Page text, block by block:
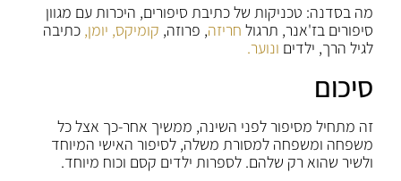
מה בסדנה: טכניקות של כתיבת סיפורים, היכרות עם מגוון
סיפורים בז'אנר, תרגול חריזה, פרוזה, קומיקס, יומן, כתיבה
לגיל הרך, ילדים ונוער.
סיכום
זה מתחיל מסיפור לפני השינה, ממשיך אחר-כך אצל כל
משפחה ומשפחה למסורת משלה, לסיפור האישי המיוחד
ולשיר שהוא רק שלהם. לספרות ילדים קסם וכוח מיוחד.